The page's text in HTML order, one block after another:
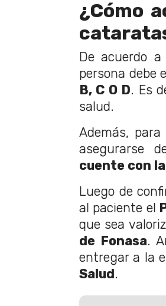
¿Cómo
De acuerdo a
persona debe
B, C O D. Es
salud.
Además,
asegurarse
cuente con
Luego de
al paciente el
que sea
de Fonasa.
entregar a la
Salud.